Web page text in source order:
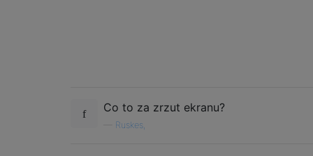
Co to za zrzut ekranu?
Ruskes,